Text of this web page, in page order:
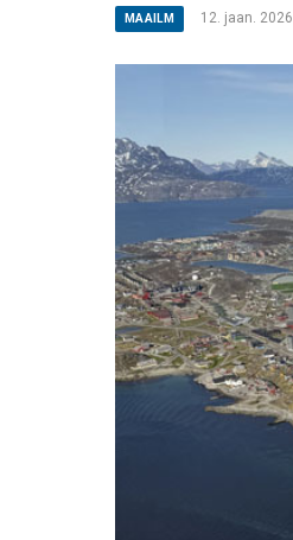
MAAILM 12. jaan. 2026